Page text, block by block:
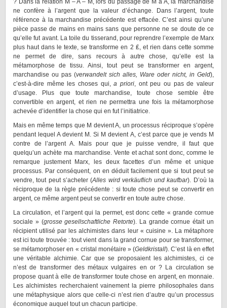
? Dans la relation M – A – M, lors du passage de M à A, la marchandise
ne confère à l’argent que la valeur d’échange. Dans l’argent, toute
référence à la marchandise précédente est effacée. C’est ainsi qu’une
pièce passe de mains en mains sans que personne ne se doute de ce
qu’elle fut avant. La toile du tisserand, pour reprendre l’exemple de Marx
plus haut dans le texte, se transforme en 2 ₤, et rien dans cette somme
ne permet de dire, sans recours à autre chose, qu’elle est la
métamorphose de tissu. Ainsi, tout peut se transformer en argent,
marchandise ou pas (verwandelt sich alles, Ware oder nicht, in Geld),
c’est-à-dire même les choses qui,a priori, ont peu ou pas de valeur
d’usage. Plus que toute marchandise, toute chose semble être
convertible en argent, et rien ne permettra une fois la métamorphose
achevée d’identifier la chose qui en fut l’initiatrice.
Mais en même temps que M devient A, un processus réciproque s’opère
pendant lequel A devient M. Si M devient A, c’est parce que je vends M
contre de l’argent A. Mais pour que je puisse vendre, il faut que
quelqu’un achète ma marchandise. Vente et achat sont donc, comme le
remarque justement Marx, les deux facettes d’un même et unique
processus. Par conséquent, on en déduit facilement que si tout peut se
vendre, tout peut s’acheter (Alles wird verkäuflich und kaufbar). D’où la
réciproque de la règle précédente : si toute chose peut se convertir en
argent, ce même argent peut se convertir en toute autre chose.
La circulation, et l’argent qui la permet, est donc cette « grande cornue
sociale » (grosse gesellschaftliche Retorte). La grande cornue était un
récipient utilisé par les alchimistes dans leur « cuisine ». La métaphore
est ici toute trouvée : tout vient dans la grand cornue pour se transformer,
se métamorphoser en « cristal monétaire » (Geldkristall). C’est là en effet
une véritable alchimie. Car que se proposaient les alchimistes, ci ce
n’est de transformer des métaux vulgaires en or ? La circulation se
propose quant à elle de transformer toute chose en argent, en monnaie.
Les alchimistes recherchaient vainement la pierre philosophales dans
une métaphysique alors que celle-ci n’est rien d’autre qu’un processus
économique auquel tout un chacun participe.